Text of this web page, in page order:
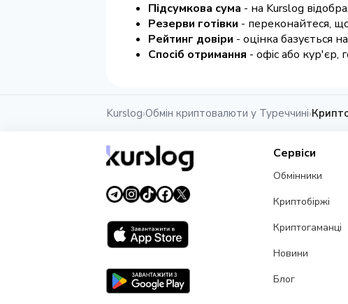
Підсумкова сума - на Kurslog
Резерви готівки - переконайтеся,
Рейтинг довіри - оцінка базується
Спосіб отримання - офіс або кур'єр,
Kurslog›Обмін криптовалюти у Туреччині›
Сервіси
Обмінники
Криптобіржі
Криптогаманці
Новини
Блог